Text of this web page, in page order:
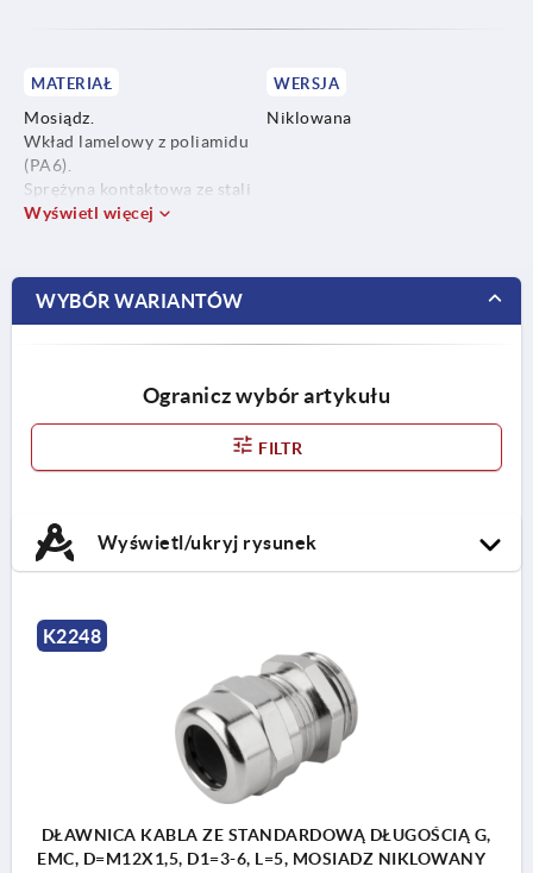
MATERIAŁ
Mosiądz.
Wkład lamelowy z poliamidu
(PA6).
Sprężyna kontaktowa ze stali
nierdzewnej (M12x1,5 nie
CR/NBR.
WERSJA
Niklowana
Wyświetl więcej
WYBÓR WARIANTÓW
Ogranicz wybór artykułu
FILTR
Wyświetl/ukryj rysunek
K2248
DŁAWNICA KABLA ZE STANDARDOWĄ DŁUGOŚCIĄ G,
EMC, D=M12X1,5, D1=3-6, L=5, MOSIADZ NIKLOWANY